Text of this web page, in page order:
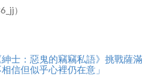
）
士：惡鬼的竊竊私語》挑戰薩滿
信但似乎心裡仍在意」